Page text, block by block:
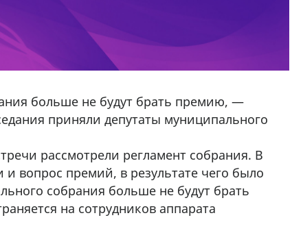
больше не будут брать премию, —
приняли депутаты муниципального
рассмотрели регламент собрания. В
и вопрос премий, в результате чего было
собрания больше не будут брать
на сотрудников аппарата